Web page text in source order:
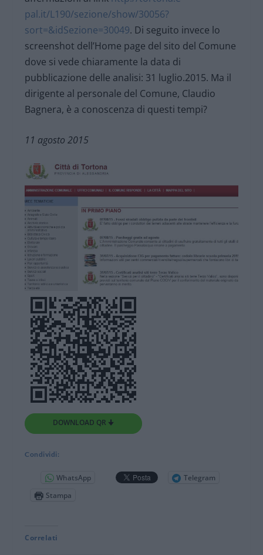
pal.it/L190/sezione/show/30056?
sort=&idSezione=30049. Di seguito invece lo
screenshot dell’Home page del sito del Comune
dove si vede chiaramente la data di
pubblicazione delle analisi: 31 luglio.2015. Ma il
dirigente al personale del Comune, Claudio
Bagnera, è a conoscenza di questi tempi?
11 agosto 2015
DOWNLOAD QR 🠋
Condividi:
WhatsApp
Telegram
Stampa
Correlati